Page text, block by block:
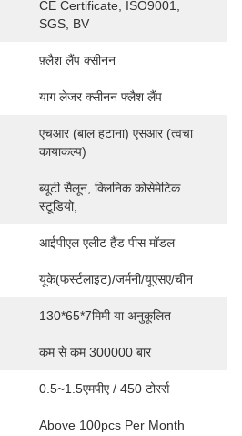
CE Certificate, ISO9001,
SGS, BV
फ़्लैश लैंप क्सीनन
याग लेजर क्सीनन फ्लैश लैंप
एचआर (बाल हटाना) एसआर (त्वचा
कायाकल्प)
ब्यूटी सैलून, क्लिनिक.कोसेमेटिक
स्टूडियो,
आईपीएल एलीट हैंड पीस मॉडल
यूके(फर्स्टलाइट)/जर्मनी/यूएसए/चीन
130*65*7मिमी या अनुकूलित
कम से कम 300000 बार
0.5~1.5एमपीए / 450 टोरर्स
Above 100pcs Per Month